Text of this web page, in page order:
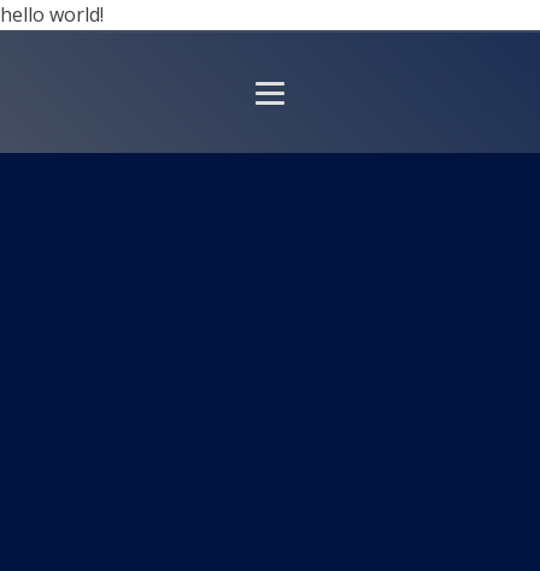
hello world!